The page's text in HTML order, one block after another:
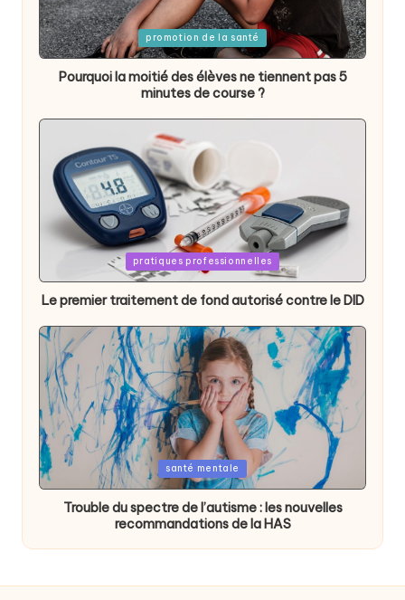
Posted
in
promotion de la santé
Pourquoi la moitié des élèves ne tiennent pas 5
minutes de course ?
in
pratiques professionnelles
Le premier traitement de fond autorisé contre le DID
Posted
in
santé mentale
Trouble du spectre de l’autisme : les nouvelles
recommandations de la HAS